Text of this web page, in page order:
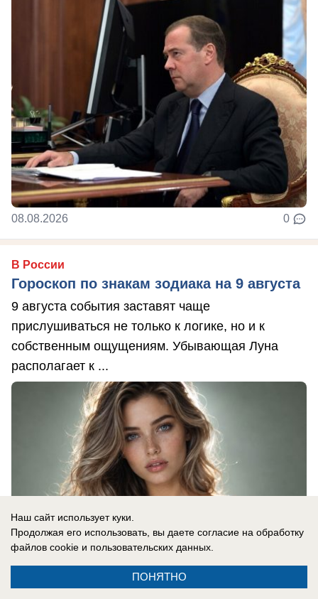
08.08.2026 0
В России
Гороскоп по знакам зодиака на 9 августа
9 августа события заставят чаще
прислушиваться не только к логике, но и к
собственным ощущениям. Убывающая Луна
располагает к ...
Наш сайт использует куки.
Продолжая его использовать, вы даете согласие на обработку
файлов cookie и пользовательских данных.
ПОНЯТНО